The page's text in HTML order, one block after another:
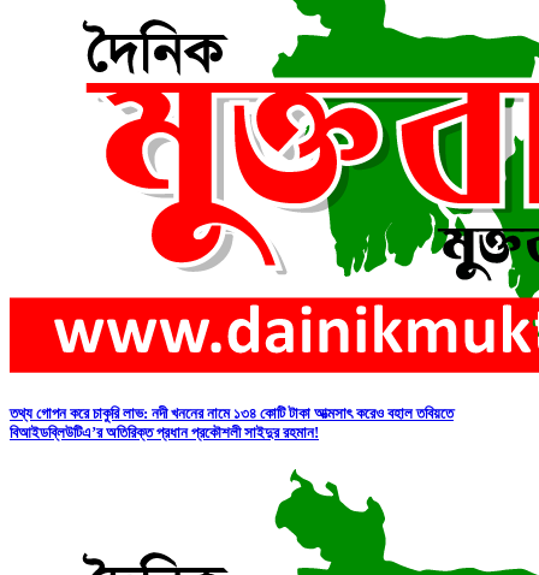
তথ্য গোপন করে চাকুরি লাভ: নদী খননের নামে ১৩৪ কোটি টাকা আত্মসাৎ করেও বহাল তবিয়তে
বিআইডব্লিউটিএ’র অতিরিক্ত প্রধান প্রকৌশলী সাইদুর রহমান!